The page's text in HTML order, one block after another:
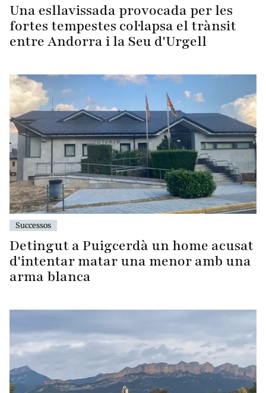
Una esllavissada provocada per les
fortes tempestes col·lapsa el trànsit
entre Andorra i la Seu d'Urgell
Successos
Detingut a Puigcerdà un home acusat
d'intentar matar una menor amb una
arma blanca